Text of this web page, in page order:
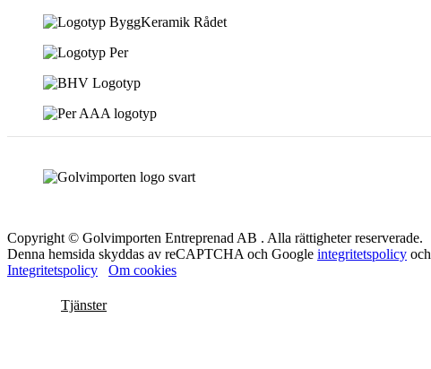
Copyright © Golvimporten Entreprenad AB . Alla rättigheter reserverade.
Denna hemsida skyddas av reCAPTCHA och Google integritetspolicy och
Integritetspolicy
Om cookies
Tjänster